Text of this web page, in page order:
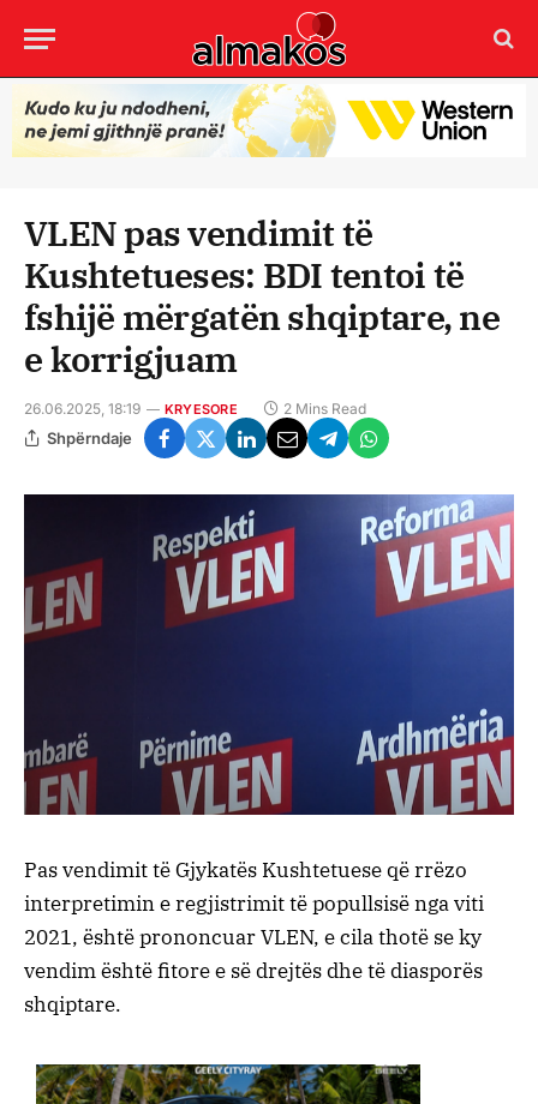
VLEN pas vendimit të
Kushtetueses: BDI tentoi të
fshijë mërgatën shqiptare, ne
e korrigjuam
26.06.2025, 18:19 KRYESORE 2 Mins Read
Shpërndaje
Pas vendimit të Gjykatës Kushtetuese që rrëzo
interpretimin e regjistrimit të popullsisë nga viti
2021, është prononcuar VLEN, e cila thotë se ky
vendim është fitore e së drejtës dhe të diasporës
shqiptare.